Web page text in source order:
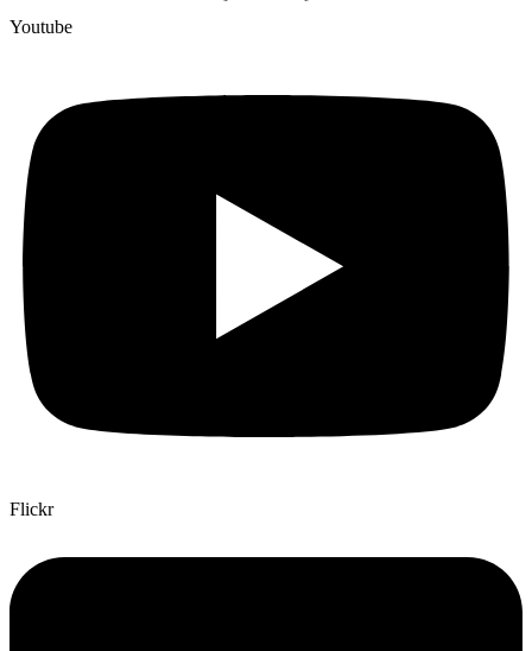
Youtube
Flickr